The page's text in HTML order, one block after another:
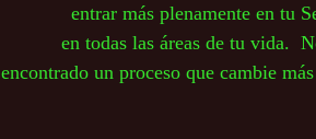
entrar más plenamente en tu
en todas las áreas de tu vida.
encontrado un proceso que cambie